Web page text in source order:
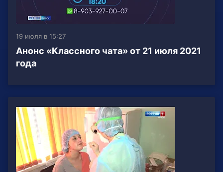
19 июля в 15:27
Анонс «Классного чата» от 21 июля 2021
года